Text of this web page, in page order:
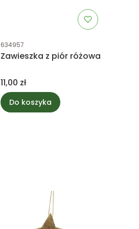
Kod produktu
634957
Zawieszka z piór różowa
Cena
11,00 zł
Do koszyka